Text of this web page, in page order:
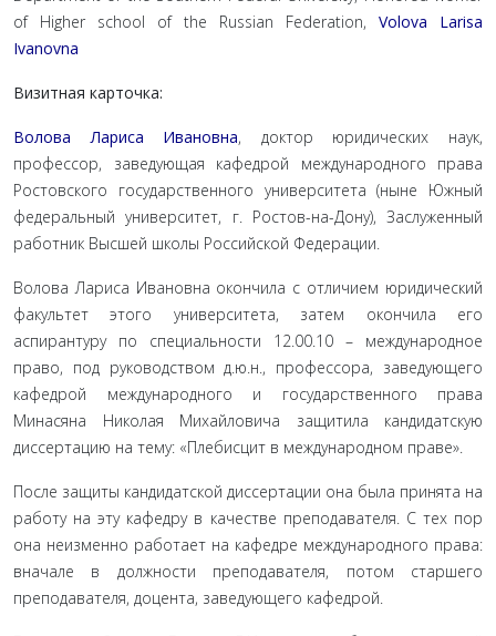
of Higher school of the Russian Federation, Volova Larisa
Ivanovna
Визитная карточка:
Волова Лариса Ивановна, доктор юридических наук,
профессор, заведующая кафедрой международного права
Ростовского государственного университета (ныне Южный
федеральный университет, г. Ростов-на-Дону), Заслуженный
работник Высшей школы Российской Федерации.
Волова Лариса Ивановна окончила с отличием юридический
факультет этого университета, затем окончила его
аспирантуру по специальности 12.00.10 – международное
право, под руководством д.ю.н., профессора, заведующего
кафедрой международного и государственного права
Минасяна Николая Михайловича защитила кандидатскую
диссертацию на тему: «Плебисцит в международном праве».
После защиты кандидатской диссертации она была принята на
работу на эту кафедру в качестве преподавателя. С тех пор
она неизменно работает на кафедре международного права:
вначале в должности преподавателя, потом старшего
преподавателя, доцента, заведующего кафедрой.